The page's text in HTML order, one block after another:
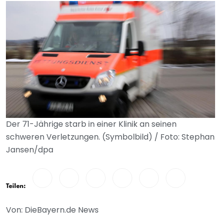
Der 71-Jährige starb in einer Klinik an seinen
schweren Verletzungen. (Symbolbild) / Foto: Stephan
Jansen/dpa
Teilen:
Von: DieBayern.de News